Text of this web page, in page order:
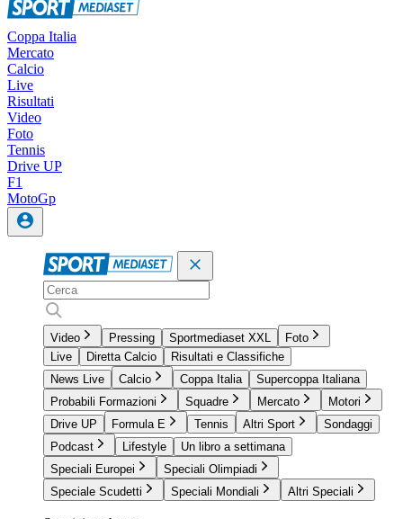
Coppa Italia
Mercato
Calcio
Live
Risultati
Video
Foto
Tennis
Drive UP
F1
MotoGp
Video Pressing Sportmediaset XXL
Foto
Live
Diretta Calcio
Risultati e Classifiche
News Live
Calcio Coppa Italia
Supercoppa Italiana
Probabili Formazioni
Squadre Mercato
Motori
Drive UP
Formula E Tennis Altri Sport
Sondaggi
Podcast
Lifestyle
Un libro a settimana
Speciali Europei
Speciali Olimpiadi
Speciale Scudetti
Speciali Mondiali Altri Speciali